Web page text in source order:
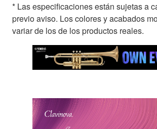
* Las especificaciones están sujetas a
previo aviso. Los colores y acabados
variar de los de los productos reales.